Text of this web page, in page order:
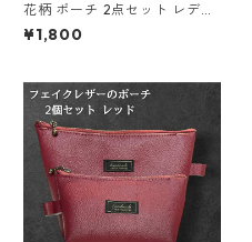
花柄 ポーチ 2点セット レディ
ース 化粧ポーチ o41 合皮 小物
入れ ハンドメイド ギフト
¥1,800